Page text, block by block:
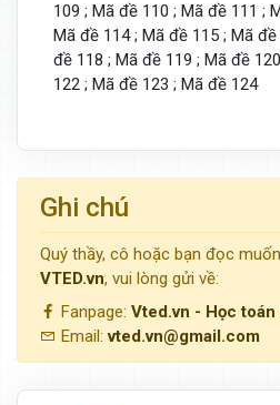
109 ; Mã đề 110 ; Mã đề 111 ;
Mã đề 114 ; Mã đề 115 ; Mã
đề 118 ; Mã đề 119 ; Mã đề
122 ; Mã đề 123 ; Mã đề 124
Ghi chú
Quý thầy, cô hoặc bạn đọc
VTED.vn, vui lòng gửi về:
Fanpage: Vted.vn - Học
Email:vted.vn@gmail.com